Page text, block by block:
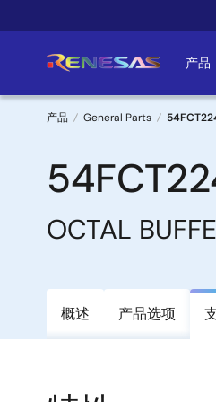
转
要
产品
面
包
屑
产品 General Parts
OCTAL
概述 产品选项